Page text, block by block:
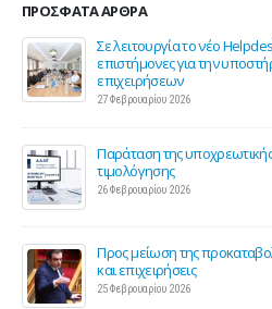
ΠΡΌΣΦΑΤΑ ΆΡΘΡΑ
Σε λειτουργία το νέο
επιστήμονες για την
επιχειρήσεων
27 Φεβρουαρίου 2026
Παράταση της
τιμολόγησης
26 Φεβρουαρίου 2026
Προς μείωση της
και επιχειρήσεις
25 Φεβρουαρίου 2026